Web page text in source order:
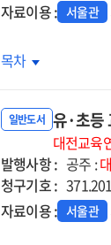
자료이용 : 서울관
(2020년)
정교사
(1기)
목차
일반도서 유·초등
대전교육
발행사항 : 공주 :
청구기호 :
자료이용 : 서울관